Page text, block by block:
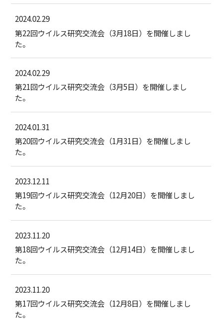
2024.02.29
第22回ウイルス研究交流会（3月18日）を開催しまし
た。
2024.02.29
第21回ウイルス研究交流会（3月5日）を開催しまし
た。
2024.01.31
第20回ウイルス研究交流会（1月31日）を開催しまし
た。
2023.12.11
第19回ウイルス研究交流会（12月20日）を開催しまし
た。
2023.11.20
第18回ウイルス研究交流会（12月14日）を開催しまし
た。
2023.11.20
第17回ウイルス研究交流会（12月8日）を開催しまし
た。